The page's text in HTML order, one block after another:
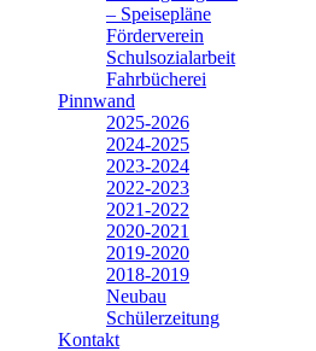
– Speisepläne
Förderverein
Schulsozialarbeit
Fahrbücherei
Pinnwand
2025-2026
2024-2025
2023-2024
2022-2023
2021-2022
2020-2021
2019-2020
2018-2019
Neubau
Schülerzeitung
Kontakt